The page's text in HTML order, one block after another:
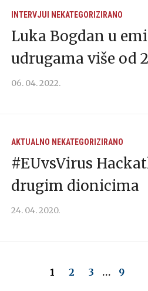
INTERVJUI NEKATEGORIZIRANO
Luka Bogdan u
udrugama više od
06. 04. 2022.
AKTUALNO NEKATEGORIZIRANO
#EUvsVirus
drugim dionicima
24. 04. 2020.
1 2 3 … 9